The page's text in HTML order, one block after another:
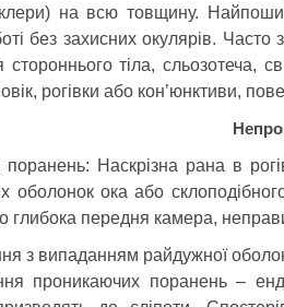
на всю товщину.
без захисних окулярів.
стороннього тіла, сльозотеча,
рогівки або кон’юнктиви,
Наскрізна рана в
оболонок ока або
глибока передня камера,
з випаданням райдужної
проникаючих поранень –